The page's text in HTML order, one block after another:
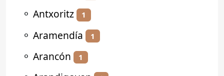
⚬ Antxoritz 1
⚬ Aramendía 1
⚬ Arancón 1